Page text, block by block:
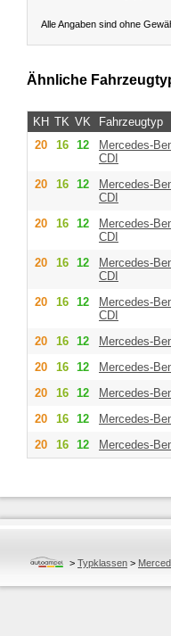
Alle Angaben sind ohne
Ähnliche
KH TK VK Fahrzeugtyp
20
16 12 Mercedes-
CDI
20 16 12 Mercedes-
CDI
20 16 12 Mercedes-
CDI
20 16 12 Mercedes-
CDI
20 16 12 Mercedes-
CDI
20 16 12 Mercedes-
20
16 12 Mercedes-
20
16 12 Mercedes-
20
16 12 Mercedes-
20
16 12 Mercedes-
> Typklassen >